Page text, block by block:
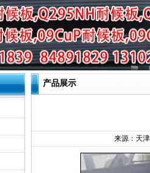
产品展示
来源： 天